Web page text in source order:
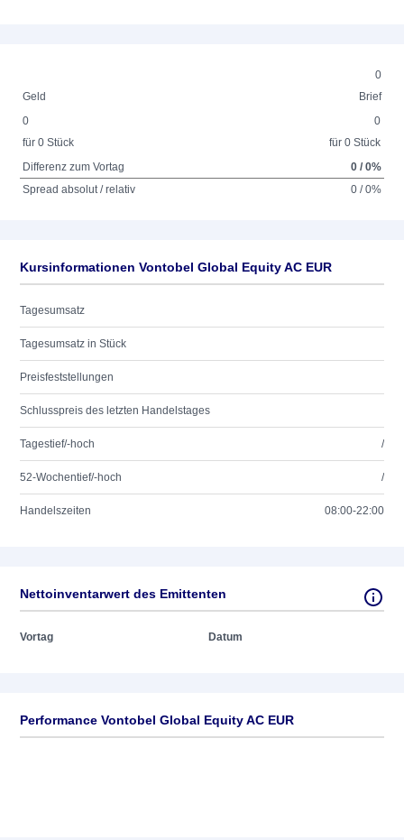
0
Geld
Brief
0
für 0 Stück
0
für 0 Stück
Differenz zum Vortag
0 / 0%
Spread absolut / relativ
0 / 0%
Kursinformationen Vontobel Global Equity AC EUR
Tagesumsatz
Tagesumsatz in Stück
Preisfeststellungen
Schlusspreis des letzten Handelstages
Tagestief/-hoch /
52-Wochentief/-hoch /
Handelszeiten 08:00-22:00
Nettoinventarwert des Emittenten
Vortag Datum
Performance Vontobel Global Equity AC EUR